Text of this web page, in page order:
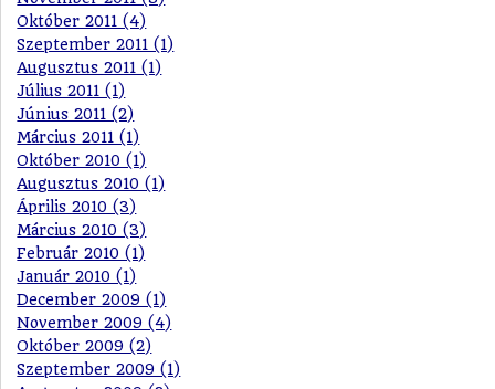
Október 2011 (4)
Szeptember 2011 (1)
Augusztus 2011 (1)
Július 2011 (1)
Június 2011 (2)
Március 2011 (1)
Október 2010 (1)
Augusztus 2010 (1)
Április 2010 (3)
Március 2010 (3)
Február 2010 (1)
Január 2010 (1)
December 2009 (1)
November 2009 (4)
Október 2009 (2)
Szeptember 2009 (1)